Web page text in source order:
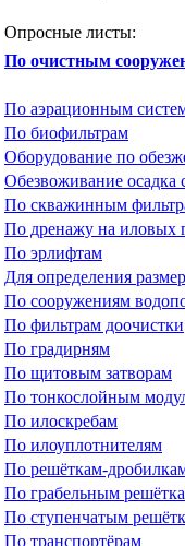
Опросные листы:
По очистным
По аэрационным
По биофильтрам
Оборудование по
Обезвоживание осадка
По скважинным
По дренажу на иловых
По эрлифтам
Для определения
По сооружениям
По фильтрам доочистки
По градирням
По щитовым затворам
По тонкослойным
По илоскребам
По илоуплотнителям
По решёткам-
По грабельным
По ступенчатым
По транспортёрам